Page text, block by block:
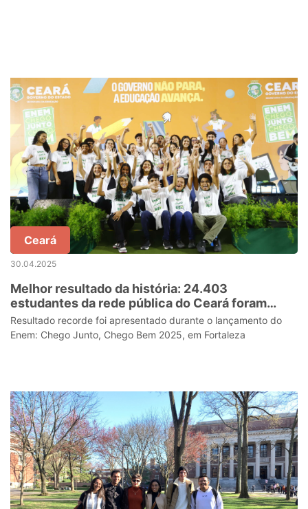
Ceará
30.04.2025
Melhor resultado da história: 24.403
estudantes da rede pública do Ceará foram
aprovados no Ensino Superior em 2024
Resultado recorde foi apresentado durante o lançamento do
Enem: Chego Junto, Chego Bem 2025, em Fortaleza